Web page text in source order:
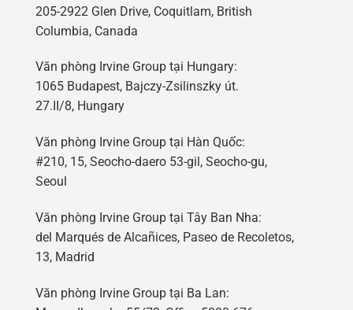
205-2922 Glen Drive, Coquitlam, British
Columbia, Canada
Văn phòng Irvine Group tại Hungary:
1065 Budapest, Bajczy-Zsilinszky út.
27.II/8, Hungary
Văn phòng Irvine Group tại Hàn Quốc:
#210, 15, Seocho-daero 53-gil, Seocho-gu,
Seoul
Văn phòng Irvine Group tại Tây Ban Nha:
del Marqués de Alcañices, Paseo de Recoletos,
13, Madrid
Văn phòng Irvine Group tại Ba Lan: